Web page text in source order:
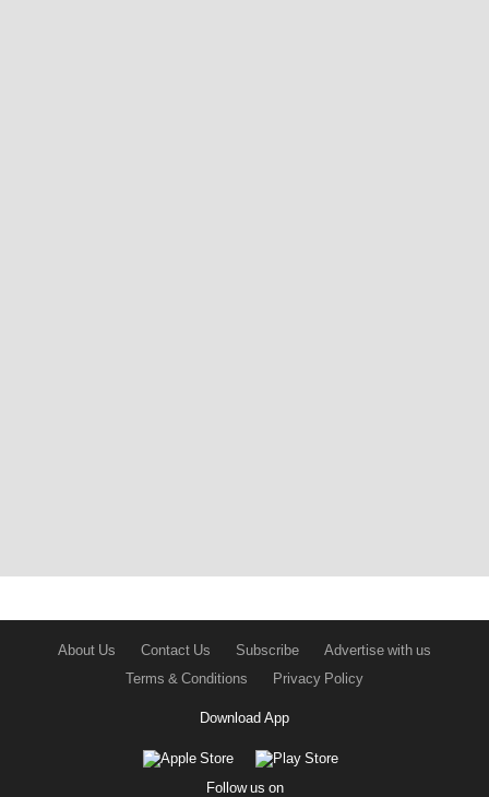
About Us Contact Us Subscribe
Advertise with us
Terms & Conditions
Privacy Policy
Download App
Follow us on